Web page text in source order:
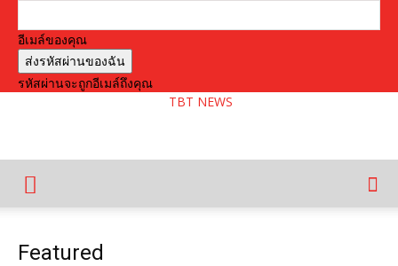
อีเมล์ของคุณ
รหัสผ่านจะถูกอีเมล์ถึงคุณ
TBT NEWS
Featured